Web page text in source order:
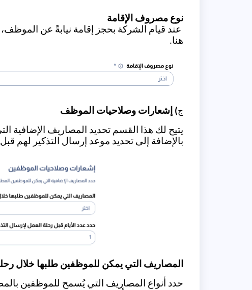
نوع مصروف الإقامة
عند قيام الشركة بحجز إقامة نيابةً عن
هنا.
ج) إشعارات وصلاحيات الموظف
يتيح لك هذا القسم تحديد المصاريف الإضافية
بالإضافة إلى تحديد موعد إرسال التذكير لهم
المصاريف التي يمكن للموظفين طلبها خلال
حدد أنواع المصاريف التي يُسمح للموظفين